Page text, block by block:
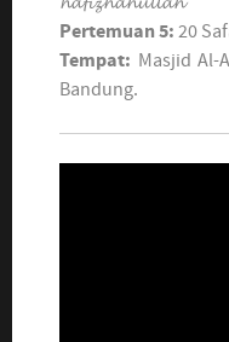
Pertemuan 5: 20
Tempat: Masjid Al-
Bandung.